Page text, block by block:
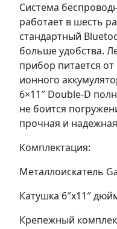
Система
работает в шесть
стандартный
больше удобства.
прибор питается
ионного
6×11″ Double-D
не боится
прочная и
Комплектация:
Металлоискатель
Катушка 6″x11″
Крепежный